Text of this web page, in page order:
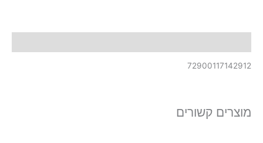
72900117142912
מוצרים קשורים